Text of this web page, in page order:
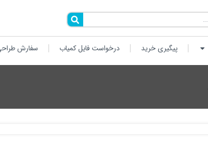
پیگیری خرید درخواست فایل کمیاب سفارش